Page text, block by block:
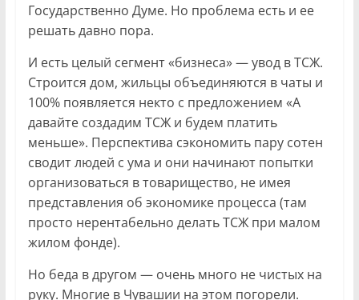
Государственно Думе. Но проблема есть и ее
решать давно пора.
И есть целый сегмент «бизнеса» — увод в ТСЖ.
Строится дом, жильцы объединяются в чаты и
100% появляется некто с предложением «А
давайте создадим ТСЖ и будем платить
меньше». Перспектива сэкономить пару сотен
сводит людей с ума и они начинают попытки
организоваться в товарищество, не имея
представления об экономике процесса (там
просто нерентабельно делать ТСЖ при малом
жилом фонде).
Но беда в другом — очень много не чистых на
руку. Многие в Чувашии на этом погорели.